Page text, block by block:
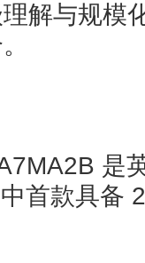
解与规模
是
首款具备